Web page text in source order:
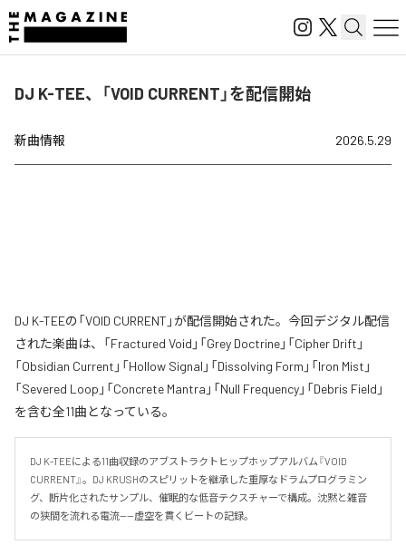
DJ K-TEE、「VOID CURRENT」を配信開始
新曲情報 2026.5.29
DJ K-TEEの「VOID CURRENT」が配信開始された。今回デジタル配信
された楽曲は、「Fractured Void」「Grey Doctrine」「Cipher Drift」
「Obsidian Current」「Hollow Signal」「Dissolving Form」「Iron Mist」
「Severed Loop」「Concrete Mantra」「Null Frequency」「Debris Field」
を含む全11曲となっている。
DJ K-TEEによる11曲収録のアブストラクトヒップホップアルバム『VOID
CURRENT』。DJ KRUSHのスピリットを継承した重厚なドラムプログラミン
グ、断片化されたサンプル、催眠的な低音テクスチャーで構成。沈黙と雑音
の狭間を流れる電流——虚空を貫くビートの記録。